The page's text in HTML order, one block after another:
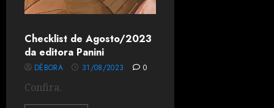
Checklist de Agosto/2023
da editora Panini
DÉBORA 31/08/2023 0
Confira.